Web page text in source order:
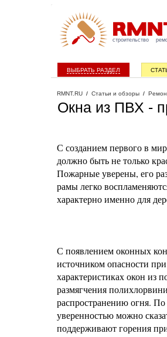
строительство
ВЫБРАТЬ РАЗДЕЛ
RMNT.RU / Статьи и обзоры /
Окна из ПВХ -
С созданием первого в
должно быть не только
Пожарные уверены, его
рамы легко
характерно именно для
С появлением оконных
источником опасности
характеристиках окон из
размягчения
распространению огня.
уверенностью можно
поддерживают горения